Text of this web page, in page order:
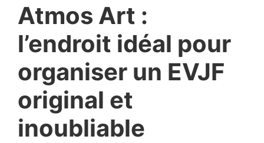
Atmos Art :
l’endroit idéal pour
organiser un EVJF
original et
inoubliable